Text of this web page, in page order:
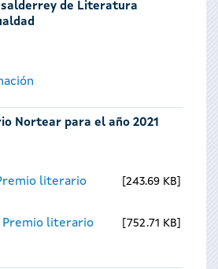
de Literatura
Nortear para el año 2021
literario
243.69 KB
Premio literario
752.71 KB